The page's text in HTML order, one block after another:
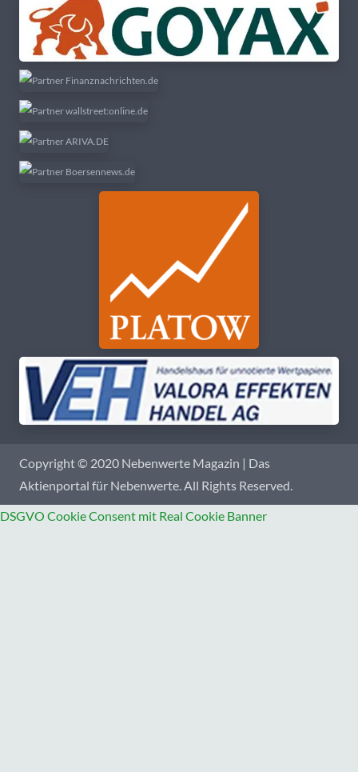
Copyright © 2020 Nebenwerte Magazin | Das
Aktienportal für Nebenwerte. All Rights Reserved.
DSGVO Cookie Consent mit Real Cookie Banner